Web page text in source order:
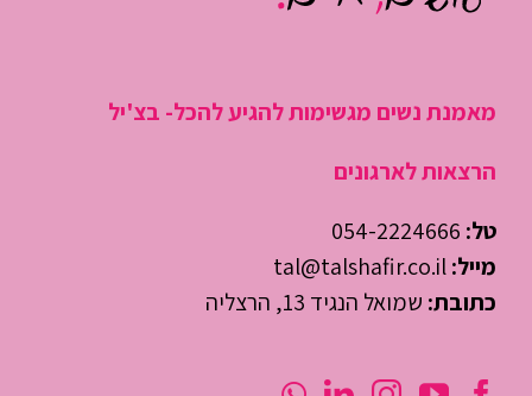
מאמנת נשים מגשימות להגיע להכל- בצ'יל
הרצאות לארגונים
טל: 054-2224666
מייל:tal@talshafir.co.il
כתובת: שמואל הנגיד 13, הרצליה